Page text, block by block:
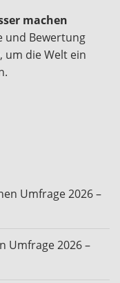
machen
und Bewertung
um die Welt ein
Umfrage 2026 –
Umfrage 2026 –